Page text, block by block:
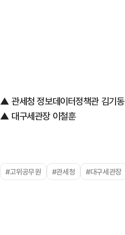
▲ 관세청 정보데이터정책관 김기동
▲ 대구세관장 이철훈
#고위공무원 #관세청 #대구세관장